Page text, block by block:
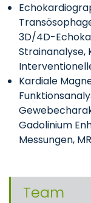
3D/4D-
Kardiale
Gadolinium
Messungen,
Team